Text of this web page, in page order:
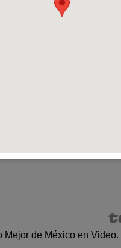
Mejor de México en